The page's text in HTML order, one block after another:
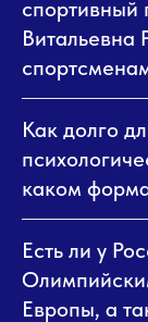
спортивный
Витальевна
Как долго
каком
Есть ли у
Европы, а